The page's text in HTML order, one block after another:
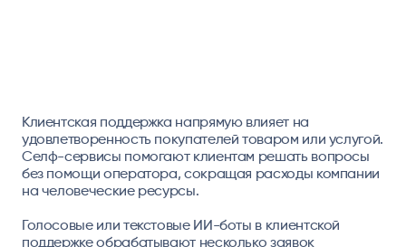
Клиентская поддержка напрямую влияет на
удовлетворенность покупателей товаром или услугой.
Селф-сервисы помогают клиентам решать вопросы
без помощи оператора, сокращая расходы компании
на человеческие ресурсы.
Голосовые или текстовые ИИ-боты в клиентской
поддержке обрабатывают несколько заявок